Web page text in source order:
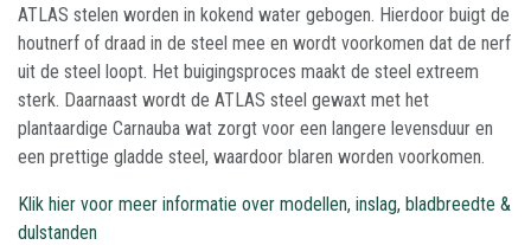
ATLAS stelen worden in kokend water gebogen. Hierdoor buigt de
houtnerf of draad in de steel mee en wordt voorkomen dat de nerf
uit de steel loopt. Het buigingsproces maakt de steel extreem
sterk. Daarnaast wordt de ATLAS steel gewaxt met het
plantaardige Carnauba wat zorgt voor een langere levensduur en
een prettige gladde steel, waardoor blaren worden voorkomen.
Klik hier voor meer informatie over modellen, inslag, bladbreedte &
dulstanden